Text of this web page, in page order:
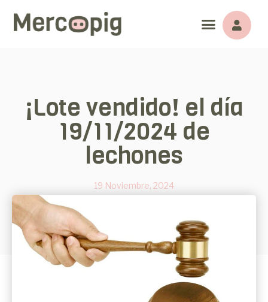
¡Lote vendido! el día
19/11/2024 de
lechones
19 Noviembre, 2024